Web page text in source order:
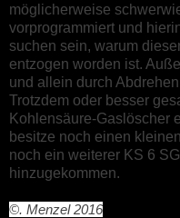
möglicherweise
vorprogrammiert und
suchen sein, warum
entzogen worden ist.
und allein durch
Trotzdem oder besser
Kohlensäure-Gaslöscher
besitze noch einen
noch ein weiterer KS 6
hinzugekommen.
©. Menzel2016